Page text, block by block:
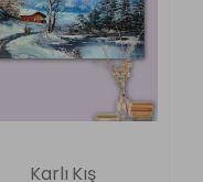
Karlı Kış